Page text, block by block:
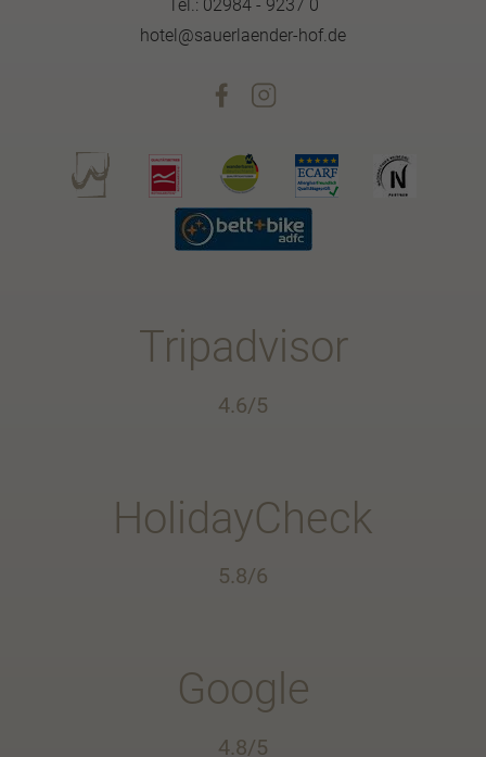
Tel.: 02984 - 9237 0
hotel@sauerlaender-hof.de
Tripadvisor
4.6/5
HolidayCheck
5.8/6
Google
4.8/5